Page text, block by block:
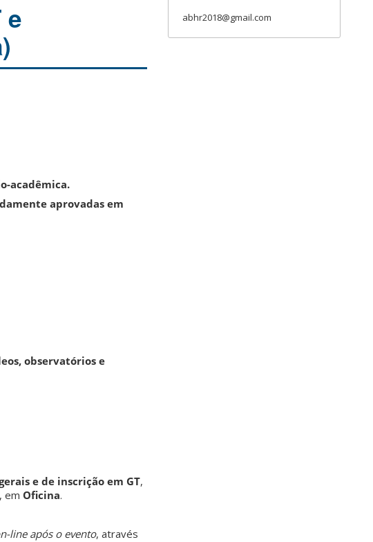
e
acadêmica.
aprovadas em
observatórios e
e de inscrição em GT,
em Oficina.
line após o evento, através
abhr2018@gmail.com